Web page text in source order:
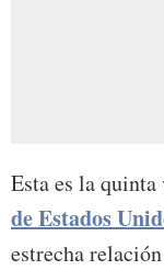
Esta es la
de Estados
estrecha